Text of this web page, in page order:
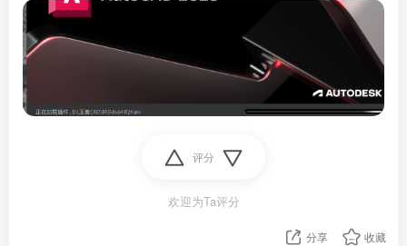
评分
欢迎为Ta评分
分享 收藏